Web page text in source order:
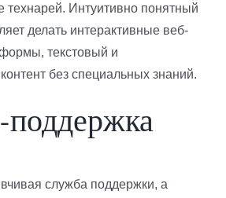
технарей. Интуитивно понятный
делать интерактивные веб-
текстовый и
без специальных знаний.
служба поддержки, а